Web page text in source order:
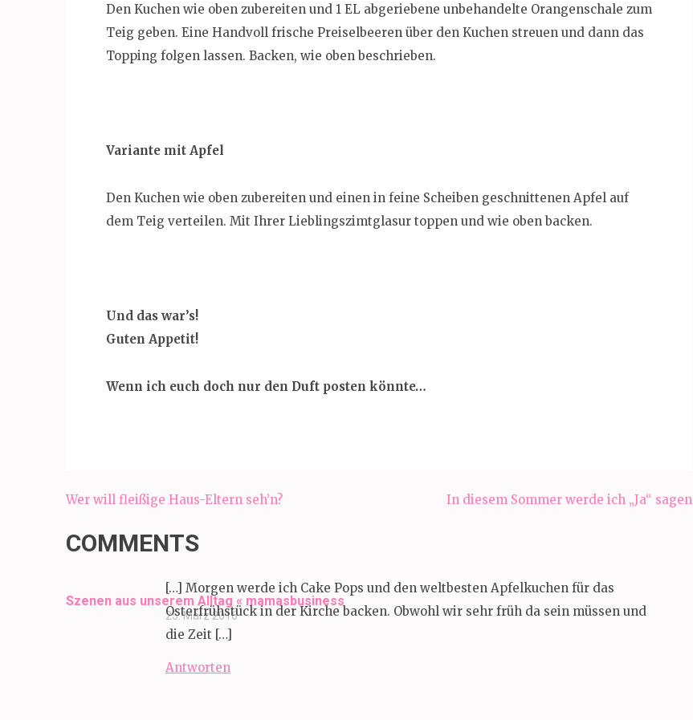
Den Kuchen wie oben zubereiten und 1 EL abgeriebene unbehandelte Orangenschale zum
Teig geben. Eine Handvoll frische Preiselbeeren über den Kuchen streuen und dann das
Topping folgen lassen. Backen, wie oben beschrieben.
Variante mit Apfel
Den Kuchen wie oben zubereiten und einen in feine Scheiben geschnittenen Apfel auf
dem Teig verteilen. Mit Ihrer Lieblingszimtglasur toppen und wie oben backen.
Und das war’s!
Guten Appetit!
Wenn ich euch doch nur den Duft posten könnte…
Beitragsnavigation
Wer will fleißige Haus-Eltern seh’n? In diesem Sommer werde ich „Ja“ sagen
COMMENTS
Szenen aus unserem Alltag « mamasbusiness
25. März 2016
[…] Morgen werde ich Cake Pops und den weltbesten Apfelkuchen für das
Osterfrühstück in der Kirche backen. Obwohl wir sehr früh da sein müssen und
die Zeit […]
Antworten